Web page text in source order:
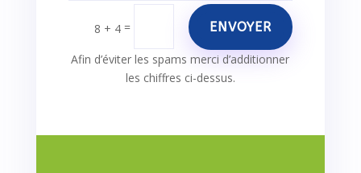
8 + 4 = ENVOYER
Afin d’éviter les spams merci d’additionner
les chiffres ci-dessus.